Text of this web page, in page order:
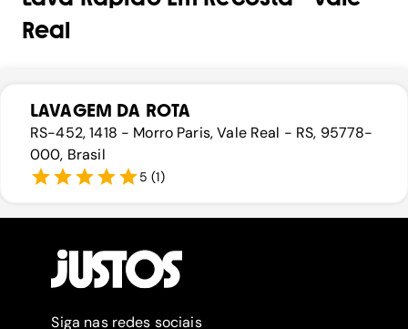
Real
LAVAGEM DA ROTA
RS-452, 1418 - Morro Paris, Vale Real - RS, 95778-
000, Brasil
5 (1)
Siga nas redes sociais